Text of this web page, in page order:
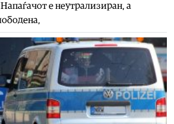
е неутрализиран, а